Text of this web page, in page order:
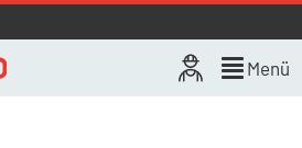
Menü